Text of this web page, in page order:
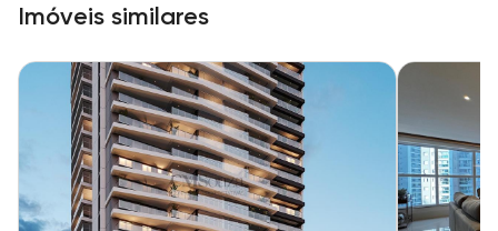
Imóveis similares